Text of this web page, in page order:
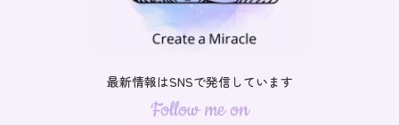
最新情報はSNSで発信しています
Follow me on